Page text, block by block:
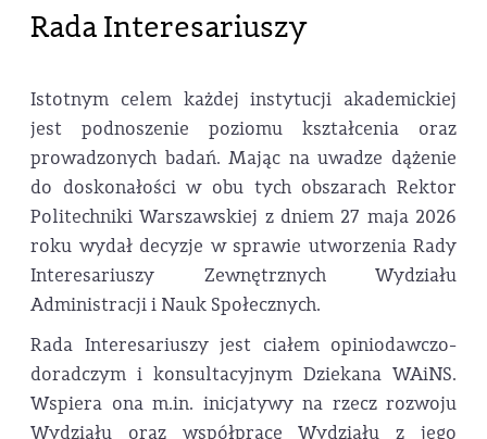
Rada Interesariuszy
Istotnym celem każdej instytucji akademickiej
jest podnoszenie poziomu kształcenia oraz
prowadzonych badań. Mając na uwadze dążenie
do doskonałości w obu tych obszarach Rektor
Politechniki Warszawskiej z dniem 27 maja 2026
roku wydał decyzje w sprawie utworzenia Rady
Interesariuszy Zewnętrznych Wydziału
Administracji i Nauk Społecznych.
Rada Interesariuszy jest ciałem opiniodawczo-
doradczym i konsultacyjnym Dziekana WAiNS.
Wspiera ona m.in. inicjatywy na rzecz rozwoju
Wydziału oraz współpracę Wydziału z jego